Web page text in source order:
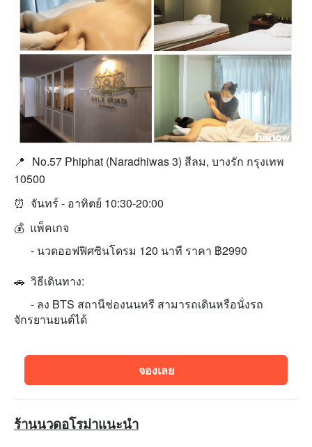
📍 No.57 Phiphat (Naradhiwas 3) สีลม, บางรัก กรุงเทพ
10500
⏰ จันทร์ - อาทิตย์ 10:30-20:00
💰 แพ็คเกจ
- นวดออฟฟิศซินโดรม 120 นาที ราคา ฿2990
🚗 วิธีเดินทาง:
- ลง BTS สถานีช่องนนทรี สามารถเดินหรือนั่งรถ
จักรยานยนต์ได้
จองเลย
ร้านนวดอโรม่าแนะนำ